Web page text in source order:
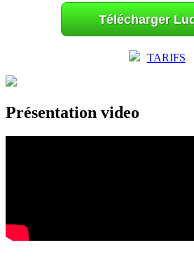
Télécharger
TARIFS
Présentation video